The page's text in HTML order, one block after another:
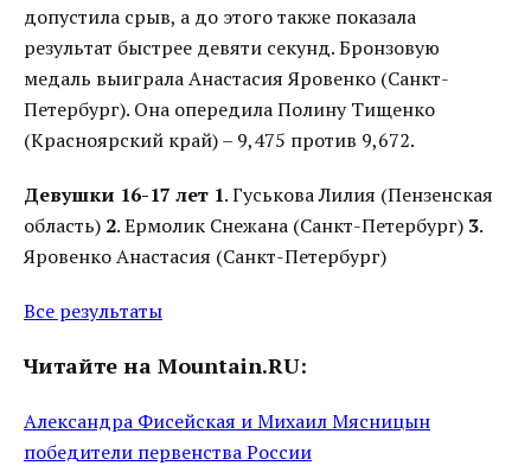
допустила срыв, а до этого также показала
результат быстрее девяти секунд. Бронзовую
медаль выиграла Анастасия Яровенко (Санкт-
Петербург). Она опередила Полину Тищенко
(Красноярский край) – 9,475 против 9,672.
Девушки 16-17 лет 1. Гуськова Лилия (Пензенская
область) 2. Ермолик Снежана (Санкт-Петербург) 3.
Яровенко Анастасия (Санкт-Петербург)
Все результаты
Читайте на Mountain.RU:
Александра Фисейская и Михаил Мясницын
победители первенства России